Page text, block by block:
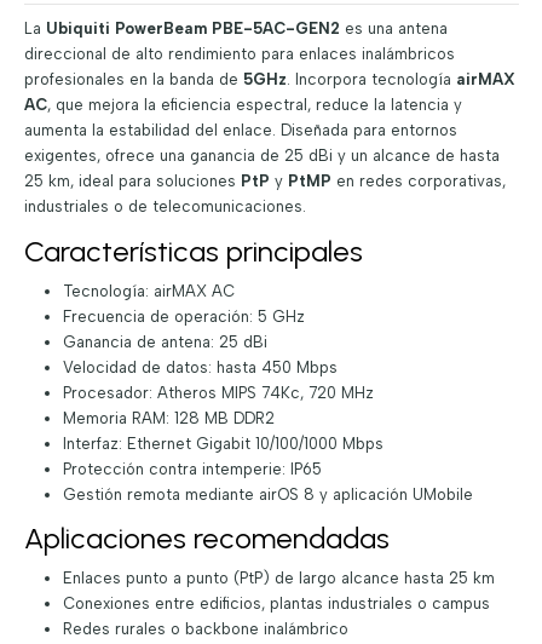
La Ubiquiti PowerBeam PBE-5AC-GEN2 es una antena
direccional de alto rendimiento para enlaces inalámbricos
profesionales en la banda de 5GHz. Incorpora tecnología airMAX
AC, que mejora la eficiencia espectral, reduce la latencia y
aumenta la estabilidad del enlace. Diseñada para entornos
exigentes, ofrece una ganancia de 25 dBi y un alcance de hasta
25 km, ideal para soluciones PtP y PtMP en redes corporativas,
industriales o de telecomunicaciones.
Características principales
Tecnología: airMAX AC
Frecuencia de operación: 5 GHz
Ganancia de antena: 25 dBi
Velocidad de datos: hasta 450 Mbps
Procesador: Atheros MIPS 74Kc, 720 MHz
Memoria RAM: 128 MB DDR2
Interfaz: Ethernet Gigabit 10/100/1000 Mbps
Protección contra intemperie: IP65
Gestión remota mediante airOS 8 y aplicación UMobile
Aplicaciones recomendadas
Enlaces punto a punto (PtP) de largo alcance hasta 25 km
Conexiones entre edificios, plantas industriales o campus
Redes rurales o backbone inalámbrico